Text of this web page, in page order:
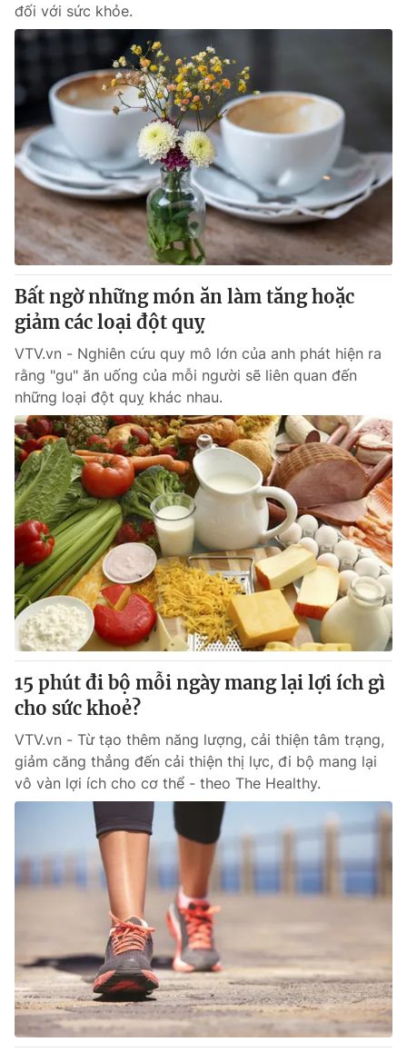
Email:toasoan@vtv.vn
Liên hệ quảng cáo:024-7300.7108
® Cấm sao chép dưới mọi hình thức nếu không có sự chấp
thuận bằng văn bản. Ghi rõ nguồn VTV.vn khi phát hành lại
thông tin từ website này.
đối với sức khỏe.
Bất ngờ những món ăn làm tăng hoặc
giảm các loại đột quỵ
VTV.vn - Nghiên cứu quy mô lớn của anh phát hiện ra
rằng "gu" ăn uống của mỗi người sẽ liên quan đến
những loại đột quỵ khác nhau.
15 phút đi bộ mỗi ngày mang lại lợi ích gì
cho sức khoẻ?
VTV.vn - Từ tạo thêm năng lượng, cải thiện tâm trạng,
giảm căng thẳng đến cải thiện thị lực, đi bộ mang lại
vô vàn lợi ích cho cơ thể - theo The Healthy.